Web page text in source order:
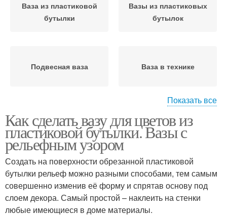
Ваза из пластиковой
бутылки
Вазы из пластиковых
бутылок
Подвесная ваза Ваза в технике
Ваза для сада Оригинальная ваза
Ажурная ваза Изысканная ваза
Показать все
Как сделать вазу для цветов из
пластиковой бутылки. Вазы с
рельефным узором
Создать на поверхности обрезанной пластиковой
бутылки рельеф можно разными способами, тем самым
совершенно изменив её форму и спрятав основу под
слоем декора. Самый простой – наклеить на стенки
любые имеющиеся в доме материалы.